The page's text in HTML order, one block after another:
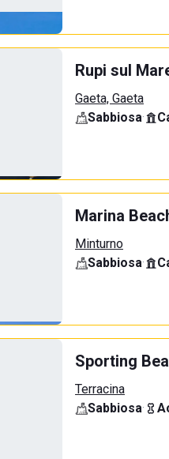
Rupi sul
Gaeta, Gaeta
Sabbiosa·
Marina
Minturno
Sabbiosa·
Sporting
Terracina
Sabbiosa·